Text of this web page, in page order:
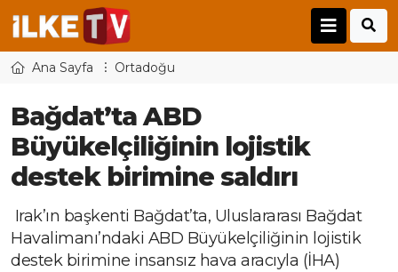
Ana Sayfa Ortadoğu
Bağdat’ta ABD
Büyükelçiliğinin lojistik
destek birimine saldırı
Irak’ın başkenti Bağdat’ta, Uluslararası Bağdat
Havalimanı’ndaki ABD Büyükelçiliğinin lojistik
destek birimine insansız hava aracıyla (İHA)